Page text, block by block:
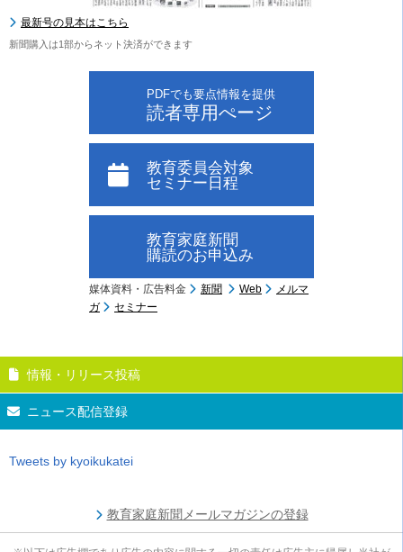
最新号の見本はこちら
新聞購入は1部からネット決済ができます
PDFでも要点情報を提供
読者専用ぺージ
教育委員会対象
セミナー日程
教育家庭新聞
購読のお申込み
媒体資料・広告料金 新聞 Web
メルマ
ガ
セミナー
情報・リリース投稿
ニュース配信登録
Tweets by kyoikukatei
教育家庭新聞メールマガジンの登録